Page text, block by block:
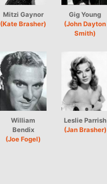
Mitzi Gaynor
(Kate Brasher)
Gig Young
(John Dayton
Smith)
William
Bendix
(Joe Fogel)
Leslie Parrish
(Jan Brasher)